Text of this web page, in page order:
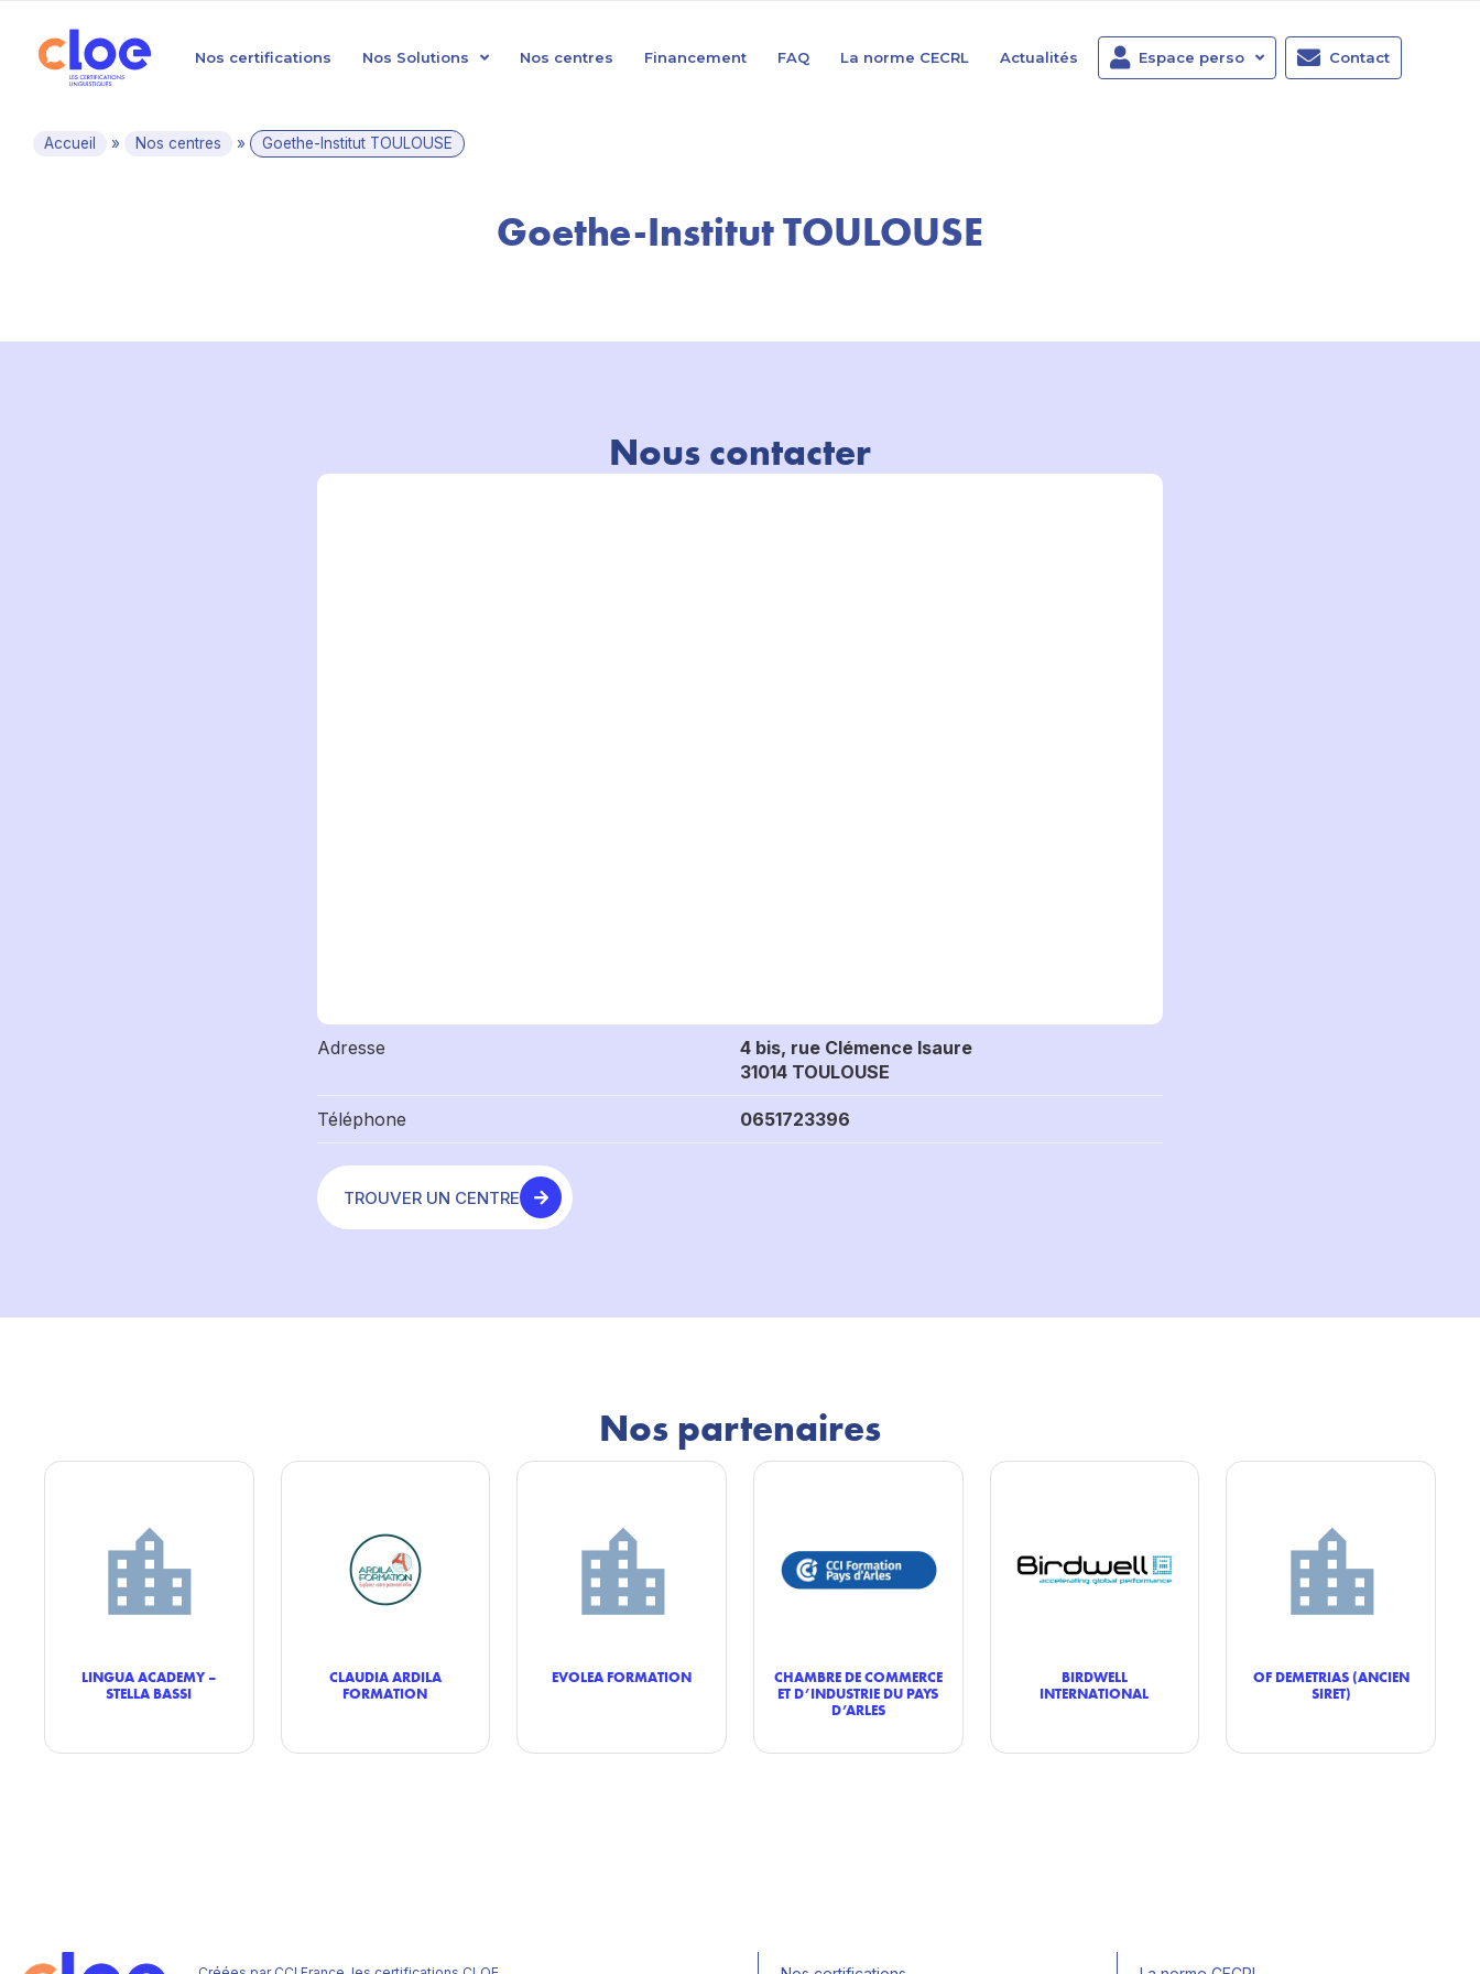
Nos certifications Nos Solutions Nos centres Financement FAQ La norme CECRL Actualités Espace perso Contact
Accueil » Nos centres » Goethe-Institut TOULOUSE
Goethe-Institut TOULOUSE
Nous contacter
Adresse
4 bis, rue Clémence Isaure
31014 TOULOUSE
Téléphone 0651723396
TROUVER UN CENTRE
Nos partenaires
LINGUA ACADEMY –
STELLA BASSI
CLAUDIA ARDILA
FORMATION
EVOLEA FORMATION
CHAMBRE DE COMMERCE
ET D’INDUSTRIE DU PAYS
D’ARLES
BIRDWELL
INTERNATIONAL
OF DEMETRIAS (ANCIEN
SIRET)